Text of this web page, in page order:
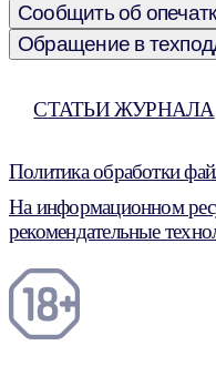
Сообщить об
Обращение в
СТАТЬИ ЖУРНАЛА
Политика обработки
На информационном
рекомендательные